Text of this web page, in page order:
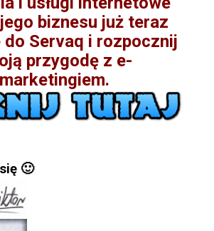
biznesu już teraz
do Servaq i rozpocznij
przygodę z e-
marketingiem.
🙂